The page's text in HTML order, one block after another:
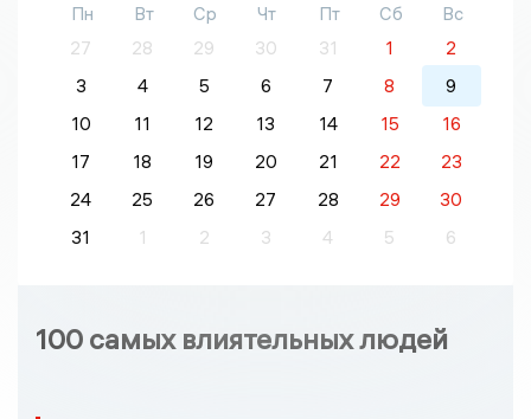
Пн Вт Ср Чт Пт Сб
Вс
27
28 29 30 31 1
2
3
4 5 6 7 8
9
10
11 12 13 14 15
16
17
18 19 20 21 22
23
24
25 26 27 28 29
30
31
1 2 3 4 5 6
100 самых влиятельных людей